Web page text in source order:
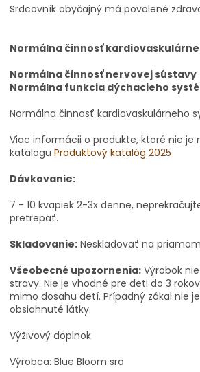
Srdcovník obyčajný má povolené
Normálna činnosť
Normálna činnosť nervovej sústavy
Normálna funkcia dýchacieho
Normálna činnosť kardiovaskulárneho
Viac informácii o produkte, ktoré nie
katalogu Produktový katalóg 2025
Dávkovanie:
7 - 10 kvapiek 2-3x denne,
pretrepať.
Skladovanie: Neskladovať na
Všeobecné upozornenia: Výrobok
stravy. Nie je vhodné pre deti do 3
mimo dosahu detí. Prípadný zákal nie
obsiahnuté látky.
Výživový doplnok
Výrobca: Blue Bloom sro